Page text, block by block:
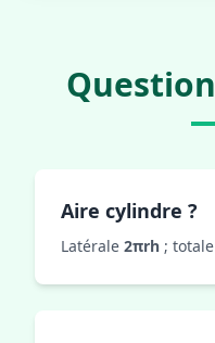
Aire cylindre ?
Latérale 2πrh ;